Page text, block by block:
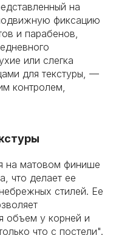
на
фиксацию
и парабенов,
или слегка
для текстуры, —
контролем,
на матовом финише
что делает ее
стилей. Ее
объем у корней и
что с постели".